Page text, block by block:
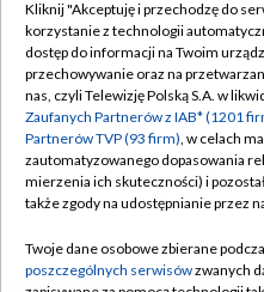
Abonament TVP
Emisja w TVP
Centrum informacji TVP
Naziemna Telewizja
Rada Programowa
Polityka
Kliknij "Akceptuję i przechodzę do
korzystanie z technologii
dostęp do informacji na Twoim
przechowywanie oraz na
nas, czyli Telewizję Polską S.A. w
Zaufanych Partnerów z IAB* (1201
Partnerów TVP (93 firm), w celach
zautomatyzowanego dopasowania
mierzenia ich skuteczności) i
także zgody na udostępnianie przez
Twoje dane osobowe zbierane
poszczególnych serwisówzwanych